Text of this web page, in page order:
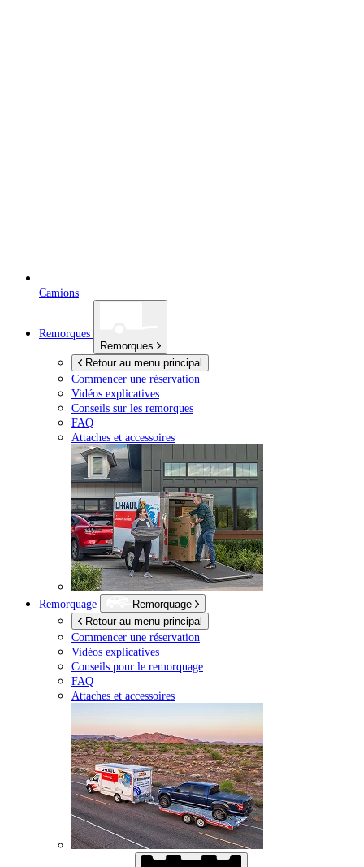
Camions
Remorques
Remorques
Retour au menu principal
Commencer une réservation
Vidéos explicatives
Conseils sur les remorques
FAQ
Attaches et accessoires
Remorquage
Remorquage
Retour au menu principal
Commencer une réservation
Vidéos explicatives
Conseils pour le remorquage
FAQ
Attaches et accessoires